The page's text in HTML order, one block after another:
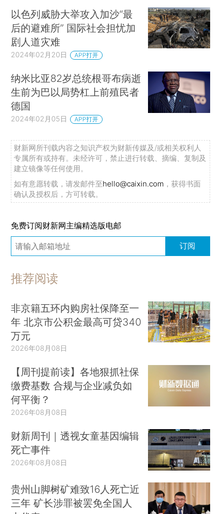
以色列威胁大举攻入加沙“最
后的避难所” 国际社会担忧加
剧人道灾难
2024年02月20日 APP打开
纳米比亚82岁总统根哥布病逝
生前为巴以局势杠上前殖民者
德国
2024年02月05日 APP打开
财新网所刊载内容之知识产权为财新传媒及/或相关权利人
专属所有或持有。未经许可，禁止进行转载、摘编、复制及
建立镜像等任何使用。
如有意愿转载，请发邮件至hello@caixin.com ，获得书面
确认及授权后，方可转载。
免费订阅财新网主编精选版电邮
订阅
推荐阅读
非京籍五环内购房社保降至一
年 北京市公积金最高可贷340
万元
2026年08月08日
【周刊提前读】各地狠抓社保
缴费基数 合规与企业减负如
何平衡？
2026年08月08日
财新周刊｜透视女童基因编辑
死亡事件
2026年08月08日
贵州山脚树矿难致16人死亡近
三年 矿长涉罪被罢免全国人